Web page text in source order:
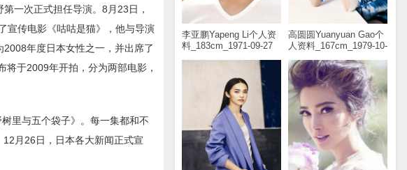
李亚鹏Yapeng Li个人资
料_183cm_1971-09-27
高圆圆Yuanyuan Gao个
人资料_167cm_1979-10-
一次正式担任导演。8月23日，
宣传电影《咕咕是猫》，他与导演
年度日本女性之一，并出席了
于2009年开拍，分为两部电影，
里与五个袋子》。每一集都和不
月26日，日本各大新闻正式宣